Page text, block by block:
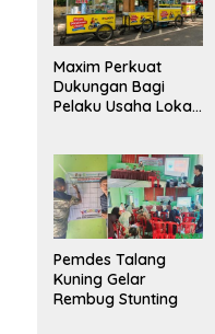
Maxim Perkuat
Dukungan Bagi
Pelaku Usaha Lokal
Ruang Publik dan
Kebersihan Pasar
Pemdes Talang
Kuning Gelar
Rembug Stunting